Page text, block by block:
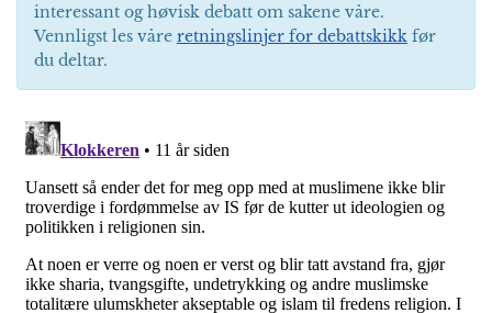
interessant og høvisk debatt om sakene våre.
Vennligst les våre retningslinjer for debattskikk før
du deltar.